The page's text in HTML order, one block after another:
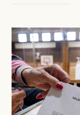
utpekas som
handlar artikeln
splittring och oro i
skapar betydligt
oberoende
eller dess